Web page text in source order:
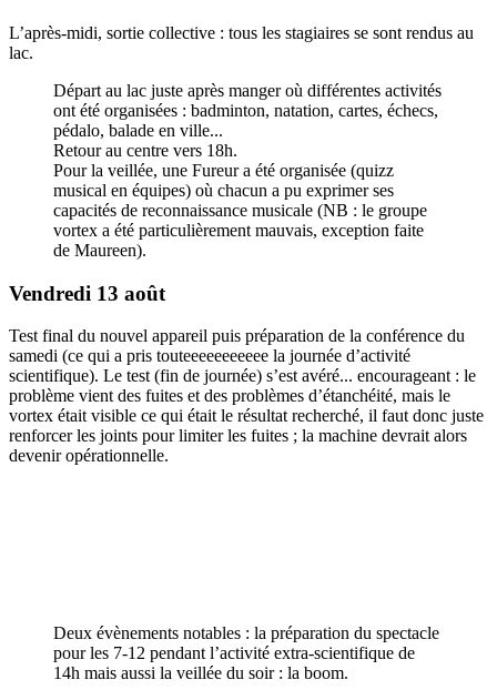
L’après-midi, sortie collective : tous les stagiaires se sont rendus au
lac.
Départ au lac juste après manger où différentes activités
ont été organisées : badminton, natation, cartes, échecs,
pédalo, balade en ville...
Retour au centre vers 18h.
Pour la veillée, une Fureur a été organisée (quizz
musical en équipes) où chacun a pu exprimer ses
capacités de reconnaissance musicale (NB : le groupe
vortex a été particulièrement mauvais, exception faite
de Maureen).
Vendredi 13 août
Test final du nouvel appareil puis préparation de la conférence du
samedi (ce qui a pris touteeeeeeeeeee la journée d’activité
scientifique). Le test (fin de journée) s’est avéré... encourageant : le
problème vient des fuites et des problèmes d’étanchéité, mais le
vortex était visible ce qui était le résultat recherché, il faut donc juste
renforcer les joints pour limiter les fuites ; la machine devrait alors
devenir opérationnelle.
Deux évènements notables : la préparation du spectacle
pour les 7-12 pendant l’activité extra-scientifique de
14h mais aussi la veillée du soir : la boom.